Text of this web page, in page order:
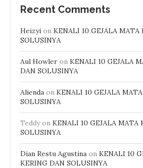
Recent Comments
Heizyi on KENALI 10 GEJALA MATA
SOLUSINYA
Aul Howler on KENALI 10 GEJALA
DAN SOLUSINYA
Alienda on KENALI 10 GEJALA
SOLUSINYA
Teddyon KENALI 10 GEJALA MATA
SOLUSINYA
Dian Restu Agustina on KENALI 10
KERING DAN SOLUSINYA